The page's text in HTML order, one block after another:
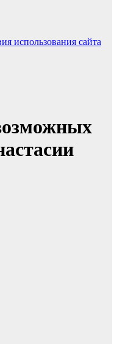
использования сайта